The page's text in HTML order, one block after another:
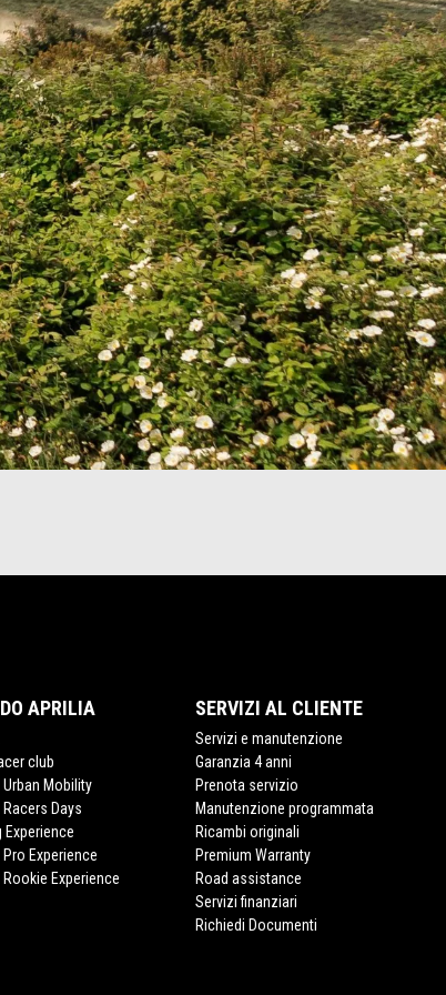
APRILIA
club
Mobility
Days
Experience
Experience
Experience
SERVIZI AL CLIENTE
Servizi e manutenzione
Garanzia 4 anni
Prenota servizio
Manutenzione programmata
Ricambi originali
Premium Warranty
Road assistance
Servizi finanziari
Richiedi Documenti